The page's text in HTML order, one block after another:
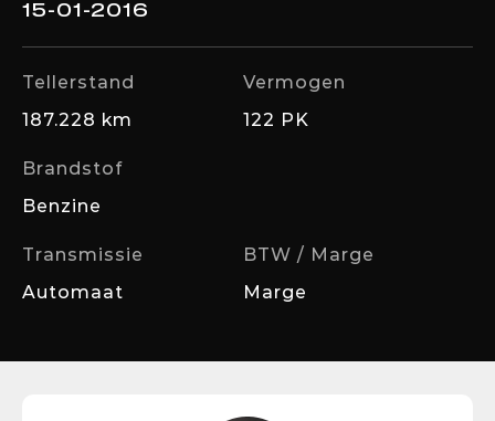
15-01-2016
Tellerstand
187.228 km
Vermogen
122 PK
Brandstof
Benzine
Transmissie
Automaat
BTW / Marge
Marge